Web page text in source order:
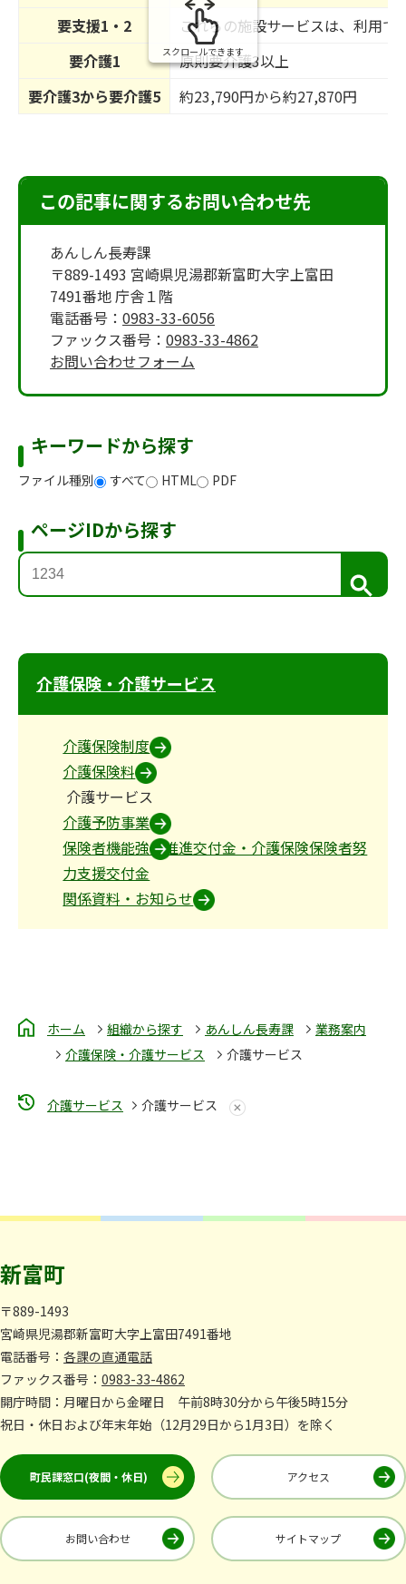
要支援1・2
これらの施設サービスは、利用で
要介護1
原則要介護3以上
要介護3から要介護5
約23,790円から約27,870円
スクロールできます
この記事に関するお問い合わせ先
あんしん長寿課
〒889-1493 宮崎県児湯郡新富町大字上富田
7491番地 庁舎１階
電話番号： 0983-33-6056
ファックス番号： 0983-33-4862
お問い合わせフォーム
キーワードから探す
ファイル種別 すべて HTML PDF
ページIDから探す
検
索
介護保険・介護サービス
介護保険制度
介護保険料
介護サービス
介護予防事業
保険者機能強化推進交付金・介護保険保険者努
力支援交付金
関係資料・お知らせ
ホーム 組織から探す あんしん長寿課
業務案内
介護保険・介護サービス
介護サービス
介護サービス 介護サービス
新富町
〒889-1493
宮崎県児湯郡新富町大字上富田7491番地
電話番号： 各課の直通電話
ファックス番号： 0983-33-4862
開庁時間：月曜日から金曜日 午前8時30分から午後5時15分
祝日・休日および年末年始（12月29日から1月3日）を除く
町民課窓口(夜間・休日) アクセス
お問い合わせ サイトマップ